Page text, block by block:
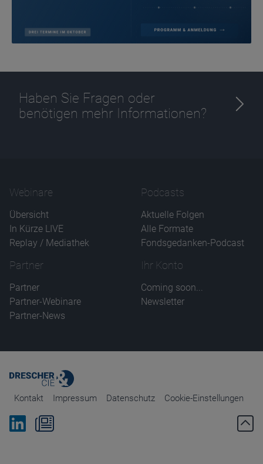
Haben Sie Fragen oder
benötigen mehr Informationen?
Webinare
Übersicht
In Kürze LIVE
Replay / Mediathek
Podcasts
Aktuelle Folgen
Alle Formate
Fondsgedanken-Podcast
Partner
Partner
Partner-Webinare
Partner-News
Ihr Konto
Coming soon...
Newsletter
Kontakt Impressum Datenschutz Cookie-Einstellungen
Bei Linkedin folgen
Zum Newsletter anmelden